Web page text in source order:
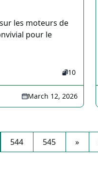
les moteurs de
pour le
10
March 12, 2026
544 545 »